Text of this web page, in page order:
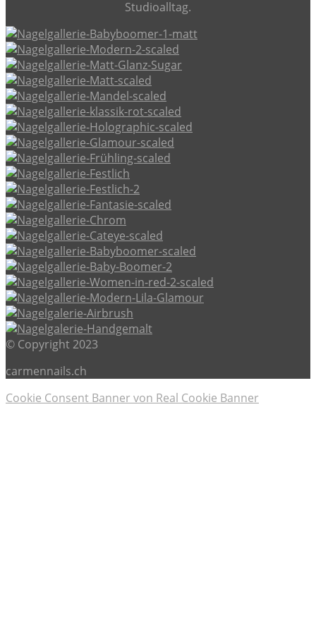
Studioalltag.
© Copyright 2023
carmennails.ch
Cookie Consent Banner von Real Cookie Banner